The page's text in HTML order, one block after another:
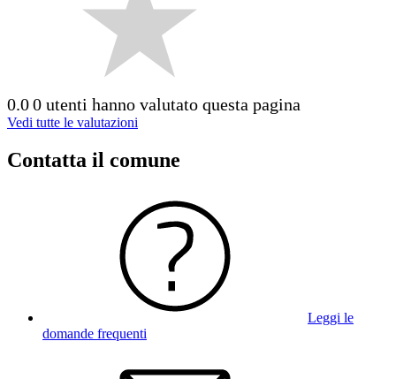
0.00 utenti hanno valutato questa pagina
Vedi tutte le valutazioni
Contatta il comune
Leggi le
domande frequenti